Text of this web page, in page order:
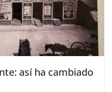
así ha cambiado